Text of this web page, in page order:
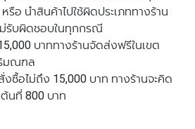
รือ นําสินค้าไปใช้ผิดประเภททางร้าน
รับผิดชอบในทุกกรณี
บาททางร้านจัดส่งฟรีในเขต
มณฑล
ซื้อไม่ถึง 15,000 บาท ทางร้านจะคิด
นที่ 800 บาท